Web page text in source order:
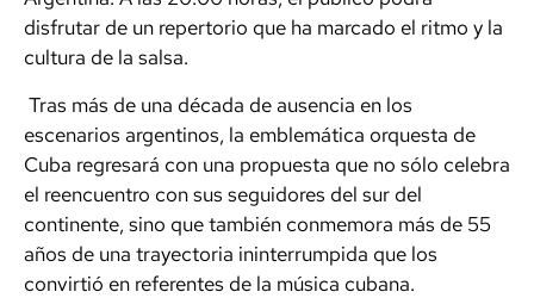
disfrutar de un repertorio que ha marcado el ritmo y la
cultura de la salsa.
Tras más de una década de ausencia en los
escenarios argentinos, la emblemática orquesta de
Cuba regresará con una propuesta que no sólo celebra
el reencuentro con sus seguidores del sur del
continente, sino que también conmemora más de 55
años de una trayectoria ininterrumpida que los
convirtió en referentes de la música cubana.